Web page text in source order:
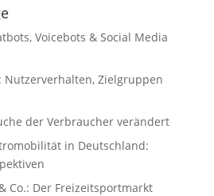
Voicebots & Social Media
Nutzerverhalten, Zielgruppen
der Verbraucher verändert
in Deutschland:
Co.: Der Freizeitsportmarkt